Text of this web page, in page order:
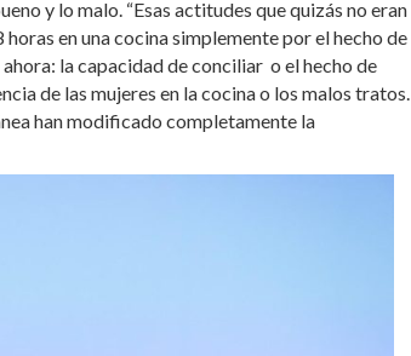
y lo malo. “Esas actitudes que quizás no eran
en una cocina simplemente por el hecho de
la capacidad de conciliar o el hecho de
de las mujeres en la cocina o los malos tratos.
han modificado completamente la